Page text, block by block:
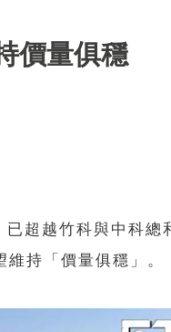
價量俱穩
超越竹科與中科總
持「價量俱穩」。